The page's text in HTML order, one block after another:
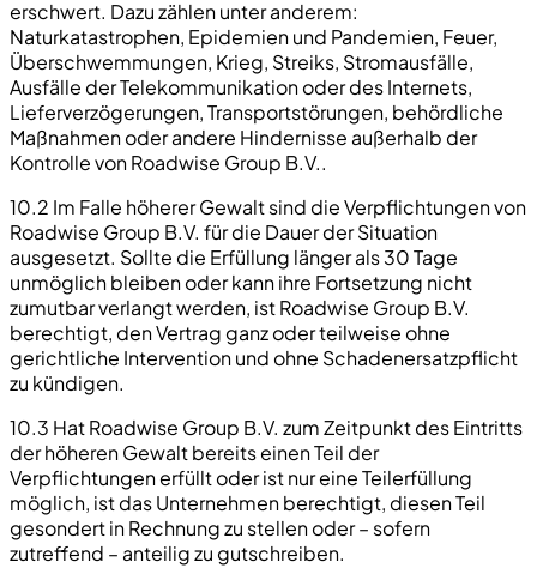
erschwert. Dazu zählen unter anderem:
Naturkatastrophen, Epidemien und Pandemien, Feuer,
Überschwemmungen, Krieg, Streiks, Stromausfälle,
Ausfälle der Telekommunikation oder des Internets,
Lieferverzögerungen, Transportstörungen, behördliche
Maßnahmen oder andere Hindernisse außerhalb der
Kontrolle von Roadwise Group B.V..
10.2 Im Falle höherer Gewalt sind die Verpflichtungen von
Roadwise Group B.V. für die Dauer der Situation
ausgesetzt. Sollte die Erfüllung länger als 30 Tage
unmöglich bleiben oder kann ihre Fortsetzung nicht
zumutbar verlangt werden, ist Roadwise Group B.V.
berechtigt, den Vertrag ganz oder teilweise ohne
gerichtliche Intervention und ohne Schadenersatzpflicht
zu kündigen.
10.3 Hat Roadwise Group B.V. zum Zeitpunkt des Eintritts
der höheren Gewalt bereits einen Teil der
Verpflichtungen erfüllt oder ist nur eine Teilerfüllung
möglich, ist das Unternehmen berechtigt, diesen Teil
gesondert in Rechnung zu stellen oder – sofern
zutreffend – anteilig zu gutschreiben.